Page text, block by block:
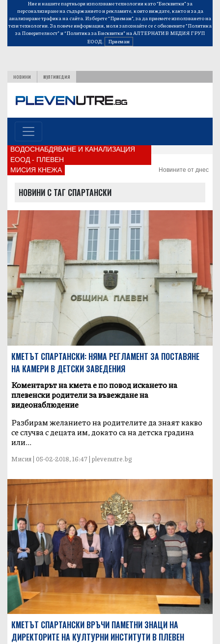
Ние и нашите партньори използваме технологии като “Бисквитки” за
персонализиране на съдържанието и рекламите, които виждате, както и за да
анализираме трафика на сайта. Изберете “Приемам”, за да приемете използването на
тези технологии. За повече информация, моля запознайте се с обновените“Политика
за Поверителност”и“Политика за Бисквитки”на АЛТЕРНАТИВ МЕДИЯ ГРУП
ЕООД.
Приемам
НОВИНИ МУЛТИМЕДИЯ
ВОДОСНАБДЯВАНЕ И КАНАЛИЗАЦИЯ
ЕООД - ПЛЕВЕН
МИСИЯ КНЕЖА
Новините от днес
НОВИНИ С ТАГ СПАРТАНСКИ
КМЕТЪТ СПАРТАНСКИ: НЯМА РЕГЛАМЕНТ ЗА ПОСТАВЯНЕ
НА КАМЕРИ В ДЕТСКИ ЗАВЕДЕНИЯ
Коментарът на кмета е по повод искането на
плевенски родители за въвеждане на
видеонаблюдение
Разбирам желанието на родителите да знаят какво
се случва с децата им, докато са на детска градина
или...
Мисия | 05-02-2018, 16:47 | plevenutre.bg
КМЕТЪТ СПАРТАНСКИ ВРЪЧИ ПАМЕТНИ ЗНАЦИ НА
ДИРЕКТОРИТЕ НА КУЛТУРНИ ИНСТИТУТИ В ПЛЕВЕН